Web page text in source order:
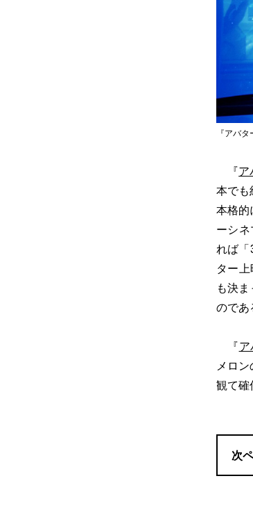
『アバ
『ア
本でも
本格的
ーシ
れば「
ター
も決
のであ
『ア
メロ
観て確